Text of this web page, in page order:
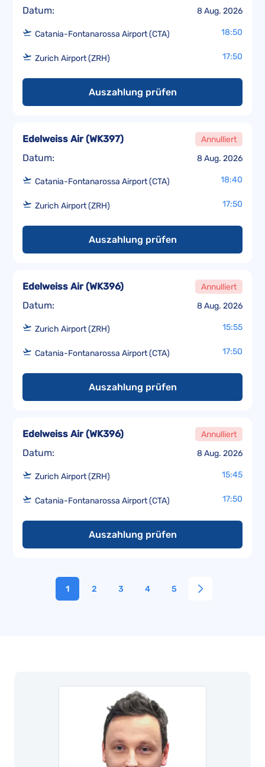
Datum: 8 Aug. 2026
Catania-Fontanarossa Airport (CTA) 18:50
Zurich Airport (ZRH) 17:50
Auszahlung prüfen
Datum: 8 Aug. 2026
Edelweiss Air(WK397) Annulliert
Catania-Fontanarossa Airport (CTA) 18:40
Zurich Airport (ZRH) 17:50
Auszahlung prüfen
Datum: 8 Aug. 2026
Edelweiss Air(WK396) Annulliert
Zurich Airport (ZRH) 15:55
Catania-Fontanarossa Airport (CTA) 17:50
Auszahlung prüfen
Datum: 8 Aug. 2026
Edelweiss Air(WK396) Annulliert
Zurich Airport (ZRH) 15:45
Catania-Fontanarossa Airport (CTA) 17:50
Auszahlung prüfen
1 2 3 4 5